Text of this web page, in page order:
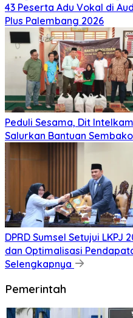
43 Peserta Adu Vokal di
Plus Palembang 2026
Peduli Sesama, Dit
Salurkan Bantuan Sembako
DPRD Sumsel Setujui
dan Optimalisasi
Selengkapnya
Pemerintah